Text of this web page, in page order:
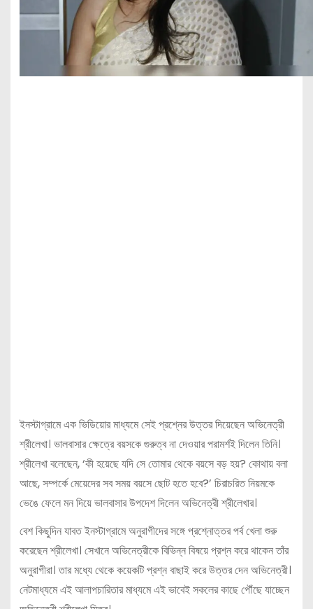
ইনস্টাগ্রামে এক ভিডিয়োর মাধ্যমে সেই প্রশ্নের উত্তর দিয়েছেন অভিনেত্রী
শ্রীলেখা। ভালবাসার ক্ষেত্রে বয়সকে গুরুত্ব না দেওয়ার পরামর্শই দিলেন তিনি।
শ্রীলেখা বলেছেন, ‘কী হয়েছে যদি সে তোমার থেকে বয়সে বড় হয়? কোথায় বলা
আছে, সম্পর্কে মেয়েদের সব সময় বয়সে ছোট হতে হবে?’ চিরাচরিত নিয়মকে
ভেঙে ফেলে মন দিয়ে ভালবাসার উপদেশ দিলেন অভিনেত্রী শ্রীলেখার।
বেশ কিছুদিন যাবত ইনস্টাগ্রামে অনুরাগীদের সঙ্গে প্রশ্নোত্তর পর্ব খেলা শুরু
করেছেন শ্রীলেখা। সেখানে অভিনেত্রীকে বিভিন্ন বিষয়ে প্রশ্ন করে থাকেন তাঁর
অনুরাগীরা। তার মধ্যে থেকে কয়েকটি প্রশ্ন বাছাই করে উত্তর দেন অভিনেত্রী।
নেটমাধ্যমে এই আলাপচারিতার মাধ্যমে এই ভাবেই সকলের কাছে পৌঁছে যাচ্ছেন